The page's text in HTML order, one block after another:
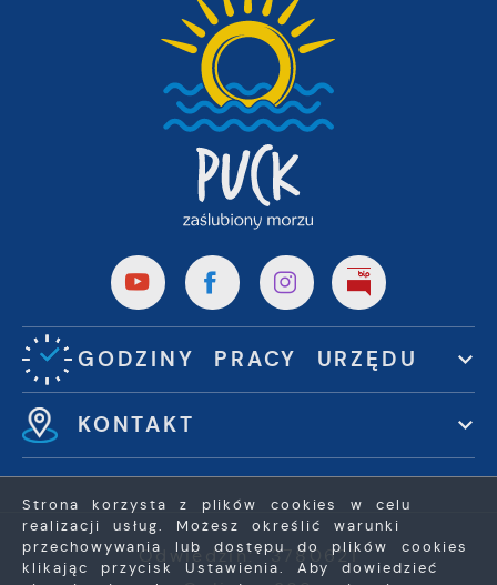
GODZINY PRACY URZĘDU
KONTAKT
Odwiedzin: 3780621
Strona korzysta z plików cookies w celu
realizacji usług. Możesz określić warunki
przechowywania lub dostępu do plików cookies
klikając przycisk Ustawienia. Aby dowiedzieć